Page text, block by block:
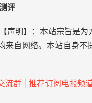
评
【声明】：本站宗旨是
来自网络。本站自身
流群 推荐订阅电报频